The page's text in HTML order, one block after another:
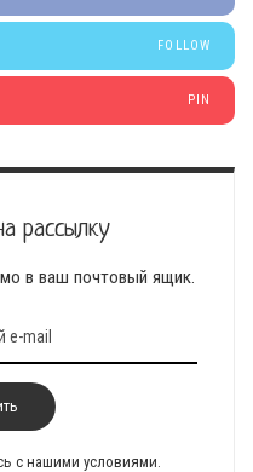
FOLLOW
PIN
рассылку
в ваш почтовый ящик.
с нашими условиями.